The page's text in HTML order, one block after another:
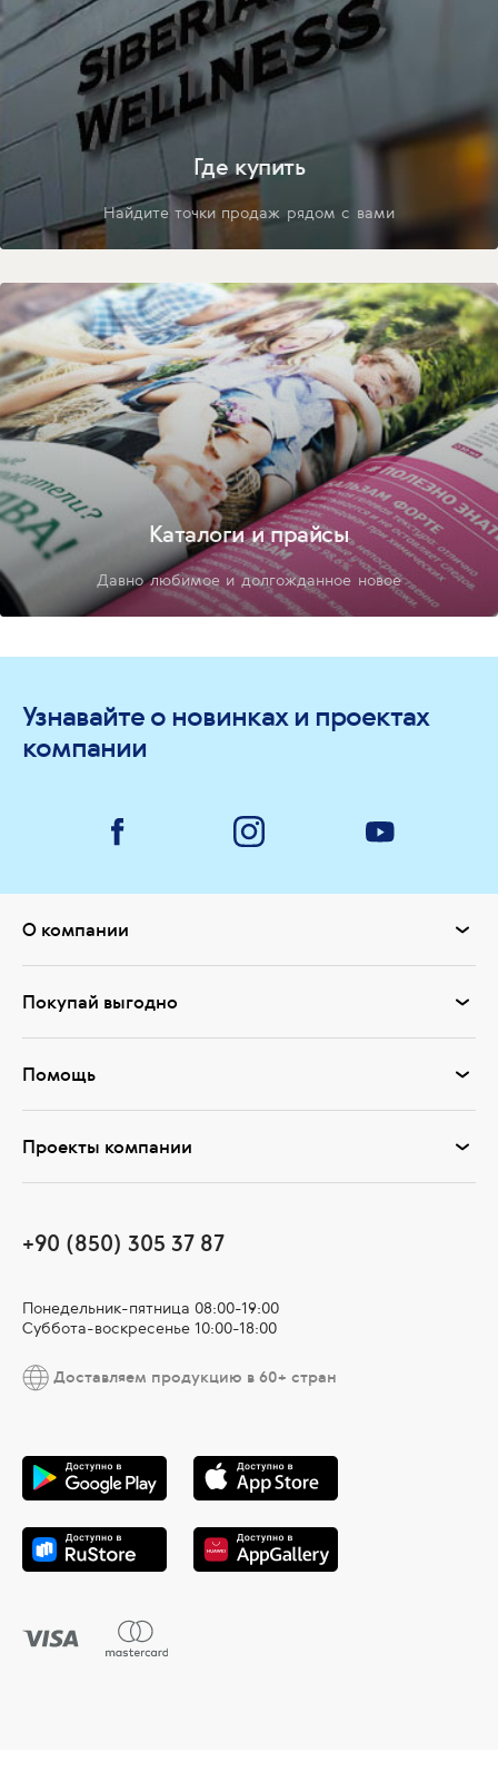
Где купить
Найдите точки продаж рядом с вами
Каталоги и прайсы
Давно любимое и долгожданное новое
Узнавайте о новинках и проектах
компании
О компании
Покупай выгодно
Помощь
Проекты компании
+90 (850) 305 37 87
Понедельник-пятница 08:00-19:00
Суббота-воскресенье 10:00-18:00
Доставляем продукцию в 60+ стран